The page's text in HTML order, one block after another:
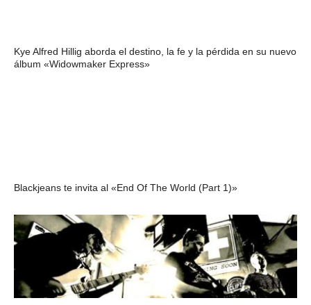
Kye Alfred Hillig aborda el destino, la fe y la pérdida en su nuevo
álbum «Widowmaker Express»
Blackjeans te invita al «End Of The World (Part 1)»